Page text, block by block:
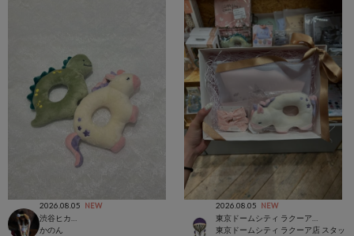
2026.08.05 NEW
かのん
2026.08.05 NEW
東京ドームシティ ラクーア店 スタッ